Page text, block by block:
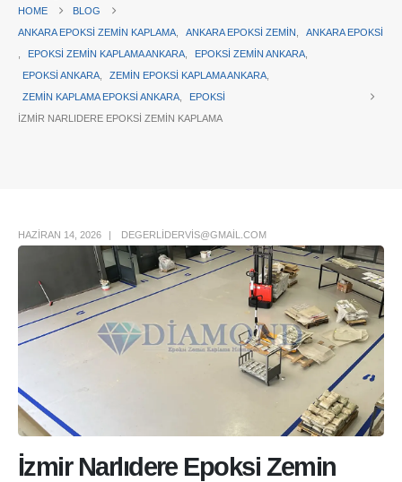
HOME
BLOG
ANKARA EPOKSI ZEMIN KAPLAMA
ANKARA EPOKSI ZEMIN
ANKARA EPOKSI
EPOKSI ZEMIN KAPLAMA ANKARA EPOKSI ZEMIN ANKARA
EPOKSI ANKARA
ZEMIN EPOKSI KAPLAMA ANKARA
ZEMIN KAPLAMA EPOKSI ANKARA
EPOKSI
İZMIR NARLIDERE EPOKSI ZEMIN KAPLAMA
HAZIRAN 14, 2026 DEGERLIDERVIS@GMAIL.COM
İzmir Narlıdere Epoksi Zemin
Author Box